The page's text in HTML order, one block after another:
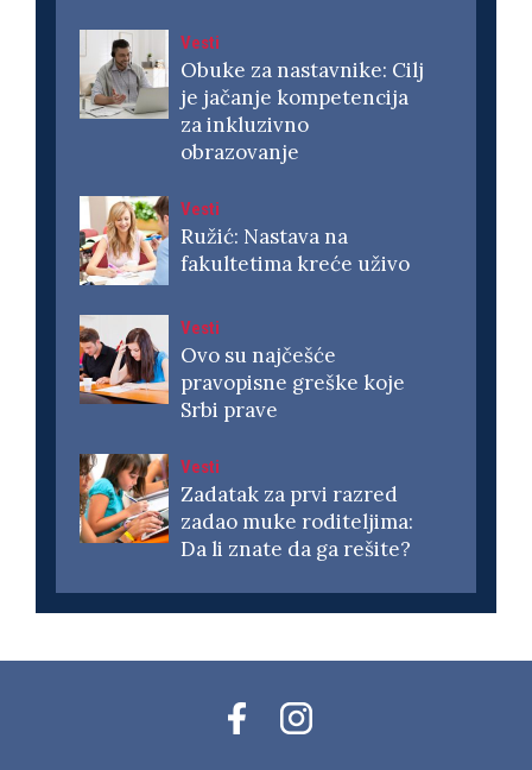
Vesti
Obuke za nastavnike: Cilj
je jačanje kompetencija
za inkluzivno
obrazovanje
Vesti
Ružić: Nastava na
fakultetima kreće uživo
Vesti
Ovo su najčešće
pravopisne greške koje
Srbi prave
Vesti
Zadatak za prvi razred
zadao muke roditeljima:
Da li znate da ga rešite?